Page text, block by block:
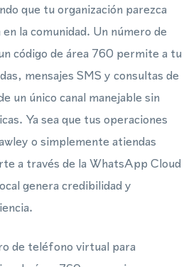
que tu organización parezca
la comunidad. Un número de
código de área 760 permite a tu
mensajes SMS y consultas de
un único canal manejable sin
Ya sea que tus operaciones
o simplemente atiendas
a través de la WhatsApp Cloud
genera credibilidad y
de teléfono virtual para